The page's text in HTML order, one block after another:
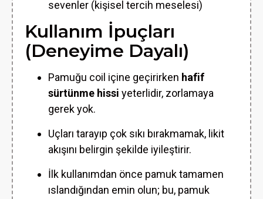
sevenler (kişisel tercih meselesi)
Kullanım İpuçları
(Deneyime Dayalı)
Pamuğu coil içine geçirirken hafif
sürtünme hissi yeterlidir, zorlamaya
gerek yok.
Uçları tarayıp çok sıkı bırakmamak, likit
akışını belirgin şekilde iyileştirir.
İlk kullanımdan önce pamuk tamamen
ıslandığından emin olun; bu, pamuk